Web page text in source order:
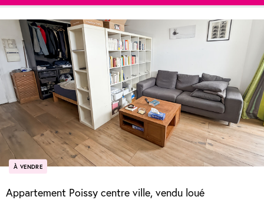
À VENDRE
Appartement Poissy centre ville, vendu loué